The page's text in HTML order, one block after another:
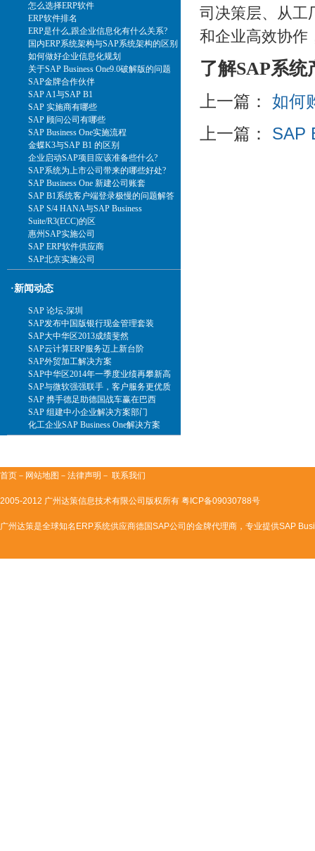
怎么选择ERP软件
ERP软件排名
ERP是什么,跟企业信息化有什么关系?
国内ERP系统架构与SAP系统架构的区别
如何做好企业信息化规划
关于SAP Business One9.0破解版的问题
SAP金牌合作伙伴
SAP A1与SAP B1
SAP 实施商有哪些
SAP 顾问公司有哪些
SAP Business One实施流程
金蝶K3与SAP B1 的区别
企业启动SAP项目应该准备些什么?
SAP系统为上市公司带来的哪些好处?
SAP Business One 新建公司账套
SAP B1系统客户端登录极慢的问题解答
SAP S/4 HANA与SAP Business
Suite/R3(ECC)的区
惠州SAP实施公司
SAP ERP软件供应商
SAP北京实施公司
·新闻动态
SAP 论坛-深圳
SAP发布中国版银行现金管理套装
SAP大中华区2013成绩斐然
SAP云计算ERP服务迈上新台阶
SAP外贸加工解决方案
SAP中华区2014年一季度业绩再攀新高
SAP与微软强强联手，客户服务更优质
SAP 携手德足助德国战车赢在巴西
SAP 组建中小企业解决方案部门
化工企业SAP Business One解决方案
司决策层、从
和企业高效协作
了解SAP系
上一篇： 如何
上一篇： SAP
首页 － 网站地图 －法律声明－ 联系我们
2005-2012 广州达策信息技术有限公司版权所有 粤ICP备09030788号
广州达策是全球知名ERP系统供应商德国SAP公司的金牌代理商，专业提供SAP